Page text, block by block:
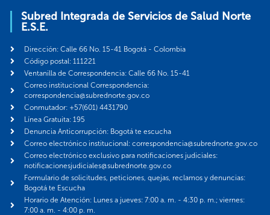
Subred Integrada de Servicios de Salud Norte
E.S.E.
Dirección: Calle 66 No. 15-41 Bogotá - Colombia
Código postal: 111221
Ventanilla de Correspondencia: Calle 66 No. 15-41
Correo institucional Correspondencia:
correspondencia@subrednorte.gov.co
Conmutador: +57(601) 4431790
Línea Gratuita: 195
Denuncia Anticorrupción: Bogotá te escucha
Correo electrónico institucional: correspondencia@subrednorte.gov.co
Correo electrónico exclusivo para notificaciones judiciales:
notificacionesjudiciales@subrednorte.gov.co
Formulario de solicitudes, peticiones, quejas, reclamos y denuncias:
Bogotá te Escucha
Horario de Atención: Lunes a jueves: 7:00 a. m. - 4:30 p. m.; viernes:
7:00 a. m. - 4:00 p. m.